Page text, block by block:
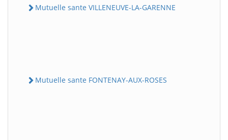
Mutuelle sante VILLENEUVE-LA-GARENNE
Mutuelle sante FONTENAY-AUX-ROSES